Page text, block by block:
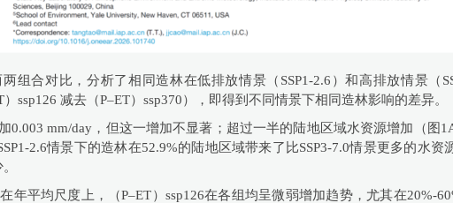
组合对比，分析了相同造林在低排放情景（SSP1-2.6）和高排放情景（
ssp126 减去（P–ET）ssp370），即得到不同情景下相同造林影响的差异。
0.003 mm/day，但这一增加不显著；超过一半的陆地区域水资源增加（图
2.6情景下的造林在52.9%的陆地区域带来了比SSP3-7.0情景更多的水
年平均尺度上，（P–ET）ssp126在各组均呈微弱增加趋势，尤其在20%-